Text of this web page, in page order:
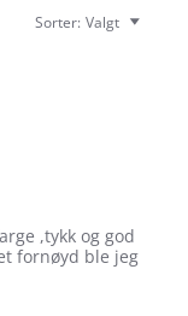
Sorter: Valgt
,tykk og god
fornøyd ble jeg